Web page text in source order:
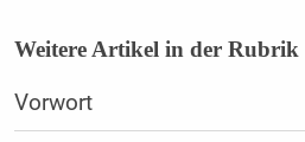
Weitere Artikel in der
Vorwort